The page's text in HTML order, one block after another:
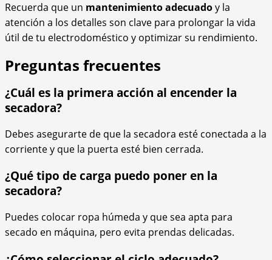
Recuerda que un mantenimiento adecuadoy la
atención a los detalles son clave para prolongar la vida
útil de tu electrodoméstico y optimizar su rendimiento.
Preguntas frecuentes
¿Cuál es la primera acción al encender la
secadora?
Debes asegurarte de que la secadora esté conectada a la
corriente y que la puerta esté bien cerrada.
¿Qué tipo de carga puedo poner en la
secadora?
Puedes colocar ropa húmeda y que sea apta para
secado en máquina, pero evita prendas delicadas.